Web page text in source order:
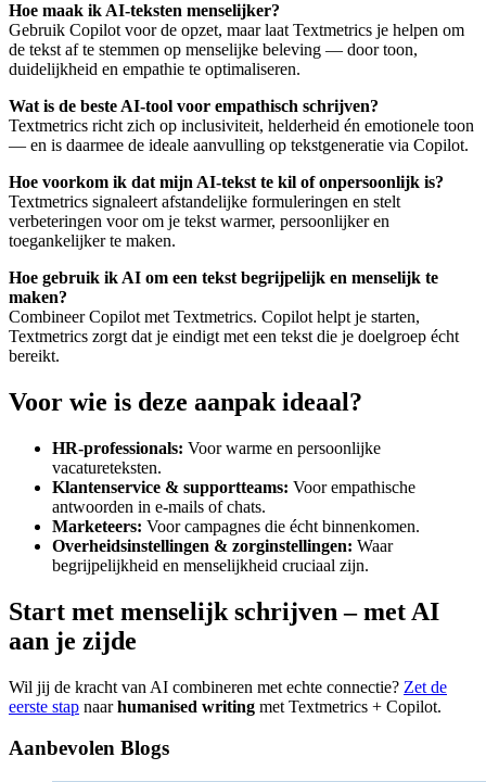
Hoe maak ik AI-teksten menselijker?
Gebruik Copilot voor de opzet, maar laat Textmetrics je helpen om
de tekst af te stemmen op menselijke beleving — door toon,
duidelijkheid en empathie te optimaliseren.
Wat is de beste AI-tool voor empathisch schrijven?
Textmetrics richt zich op inclusiviteit, helderheid én emotionele toon
— en is daarmee de ideale aanvulling op tekstgeneratie via Copilot.
Hoe voorkom ik dat mijn AI-tekst te kil of onpersoonlijk is?
Textmetrics signaleert afstandelijke formuleringen en stelt
verbeteringen voor om je tekst warmer, persoonlijker en
toegankelijker te maken.
Hoe gebruik ik AI om een tekst begrijpelijk en menselijk te
maken?
Combineer Copilot met Textmetrics. Copilot helpt je starten,
Textmetrics zorgt dat je eindigt met een tekst die je doelgroep écht
bereikt.
Voor wie is deze aanpak ideaal?
HR-professionals: Voor warme en persoonlijke
vacatureteksten.
Klantenservice & supportteams: Voor empathische
antwoorden in e-mails of chats.
Marketeers: Voor campagnes die écht binnenkomen.
Overheidsinstellingen & zorginstellingen: Waar
begrijpelijkheid en menselijkheid cruciaal zijn.
Start met menselijk schrijven – met AI
aan je zijde
Wil jij de kracht van AI combineren met echte connectie? Zet de
eerste stap naarhumanised writing met Textmetrics + Copilot.
Aanbevolen Blogs